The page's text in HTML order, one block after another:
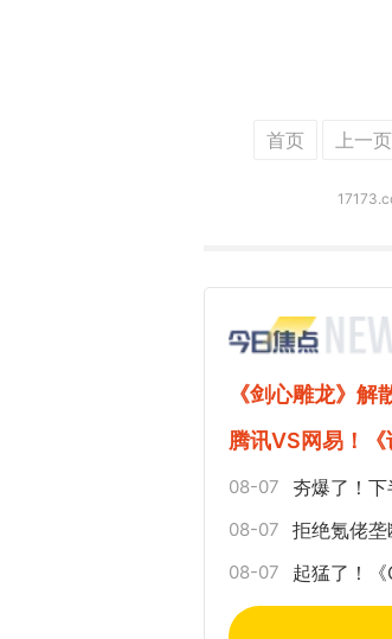
首页 上一页
《剑心雕龙》
腾讯VS网易！
08-07 夯爆了！
08-07 拒绝氪佬垄
08-07 起猛了！